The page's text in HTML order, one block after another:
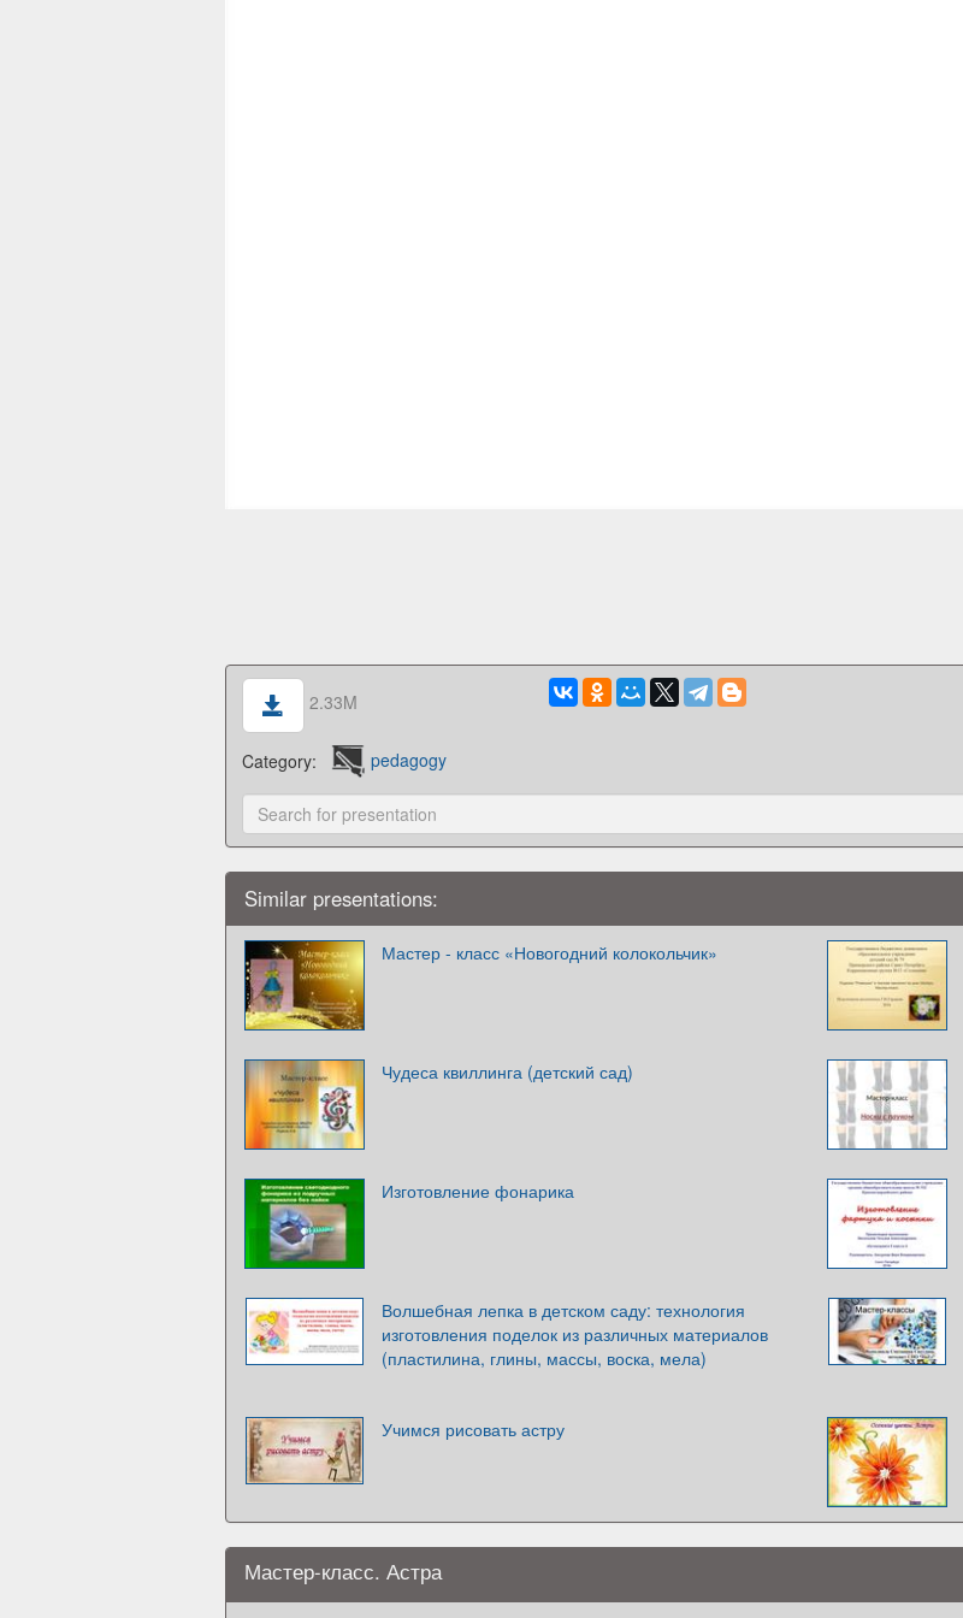
2.33M
Category: pedagogy
Similar presentations:
Мастер - класс «Новогодний колокольчик»
Чудеса квиллинга (детский сад)
Изготовление фонарика
Волшебная лепка в детском саду: технология
изготовления поделок из различных материалов
(пластилина, глины, массы, воска, мела)
Учимся рисовать астру
Мастер-класс. Астра